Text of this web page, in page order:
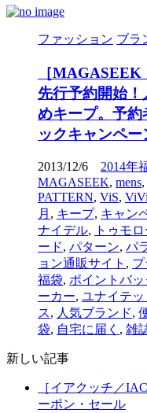
ファッション ブラ
［
先行予約開始
めキープ。予約
ックキャンペー
2013/12/6 2014年
MAGASEEK, mens,
PATTERN, ViS, ViVi
月 , キープ, キャン
ナイデル, トゥモ
ード, パターン, パ
ョン通販サイト ,
福袋, ポイントバッ
ーカー, ユナイテ
ス, 人気ブランド,
袋, 自宅に届く , 雑
新しい記事
［イアクッチ／
ーポン・セール